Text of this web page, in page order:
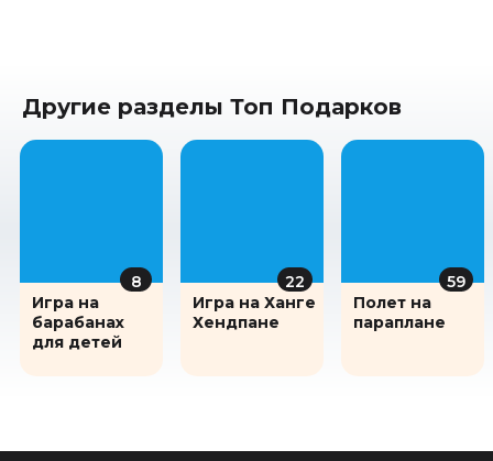
Другие разделы Топ Подарков
8
Игра на
барабанах
для детей
22
Игра на Ханге
Хендпане
59
Полет на
параплане